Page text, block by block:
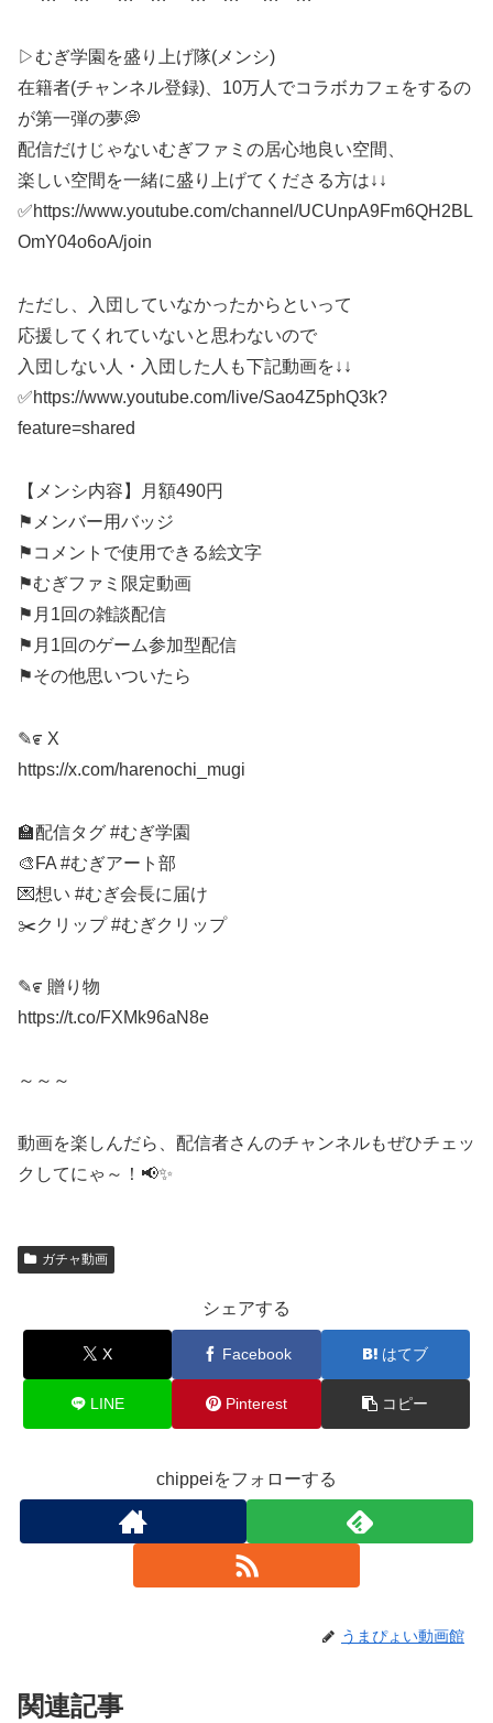
▷むぎ学園を盛り上げ隊(メンシ)
在籍者(チャンネル登録)、10万人でコラボカフェをするの
が第一弾の夢💭
配信だけじゃないむぎファミの居心地良い空間、
楽しい空間を一緒に盛り上げてくださる方は↓↓
✅https://www.youtube.com/channel/UCUnpA9Fm6QH2BL
OmY04o6oA/join
ただし、入団していなかったからといって
応援してくれていないと思わないので
入団しない人・入団した人も下記動画を↓↓
✅https://www.youtube.com/live/Sao4Z5phQ3k?
feature=shared
【メンシ内容】月額490円
⚑メンバー用バッジ
⚑コメントで使用できる絵文字
⚑むぎファミ限定動画
⚑月1回の雑談配信
⚑月1回のゲーム参加型配信
⚑その他思いついたら
✎೯ X
https://x.com/harenochi_mugi
🏫配信タグ #むぎ学園
🎨FA #むぎアート部
💌想い #むぎ会長に届け
✂️クリップ #むぎクリップ
✎೯ 贈り物
https://t.co/FXMk96aN8e
～～～
動画を楽しんだら、配信者さんのチャンネルもぜひチェッ
クしてにゃ～！📢✨
ガチャ動画
シェアする
X Facebook はてブ
LINE Pinterest コピー
chippeiをフォローする
うまぴょい動画館
関連記事